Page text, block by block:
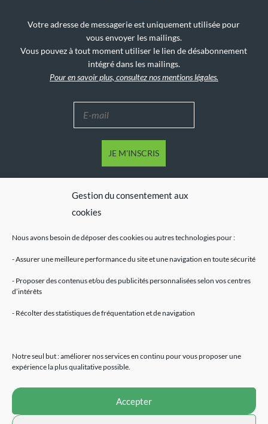
Gestion du consentement aux
cookies
Nous avons besoin de déposer des cookies ou autres technologies pour :
- Assurer une meilleure performance du site et une navigation en toute sécurité
- Proposer des contenus et/ou des publicités personnalisées selon vos centres
d’intérêts
- Récolter des statistiques de fréquentation et de navigation
Notre seul but : améliorer nos services en continu pour vous proposer une
expérience la plus qualitative possible.
Accepter
Votre adresse de messagerie est uniquement utilisée pour
vous envoyer les mailings.
Vous pouvez à tout moment utiliser le lien de désabonnement
intégré dans les mailings.
Pour en savoir plus, consultez nos mentions légales.
Mentions légales
Huiles de CBD
Extraction CBD
Cosmétiques
Alimentation naturelle